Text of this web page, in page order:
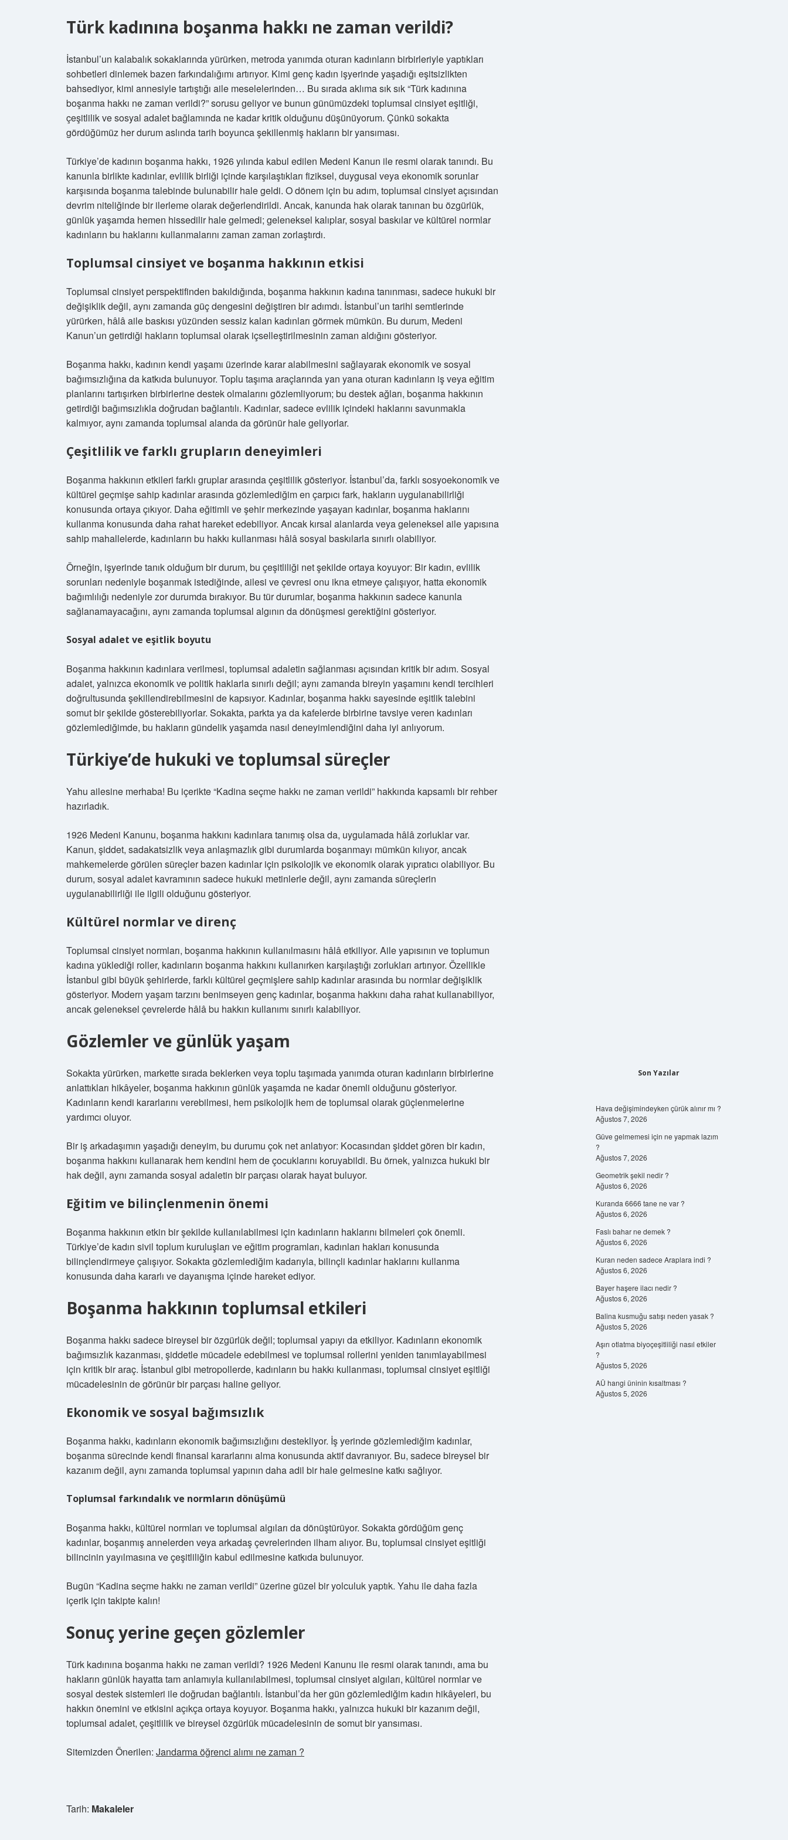
Türk kadınına boşanma hakkı ne zaman verildi?
İstanbul’un kalabalık sokaklarında yürürken, metroda yanımda oturan kadınların birbirleriyle yaptıkları
sohbetleri dinlemek bazen farkındalığımı artırıyor. Kimi genç kadın işyerinde yaşadığı eşitsizlikten
bahsediyor, kimi annesiyle tartıştığı aile meselelerinden… Bu sırada aklıma sık sık “Türk kadınına
boşanma hakkı ne zaman verildi?” sorusu geliyor ve bunun günümüzdeki toplumsal cinsiyet eşitliği,
çeşitlilik ve sosyal adalet bağlamında ne kadar kritik olduğunu düşünüyorum. Çünkü sokakta
gördüğümüz her durum aslında tarih boyunca şekillenmiş hakların bir yansıması.
Türkiye’de kadının boşanma hakkı, 1926 yılında kabul edilen Medeni Kanun ile resmi olarak tanındı. Bu
kanunla birlikte kadınlar, evlilik birliği içinde karşılaştıkları fiziksel, duygusal veya ekonomik sorunlar
karşısında boşanma talebinde bulunabilir hale geldi. O dönem için bu adım, toplumsal cinsiyet açısından
devrim niteliğinde bir ilerleme olarak değerlendirildi. Ancak, kanunda hak olarak tanınan bu özgürlük,
günlük yaşamda hemen hissedilir hale gelmedi; geleneksel kalıplar, sosyal baskılar ve kültürel normlar
kadınların bu haklarını kullanmalarını zaman zaman zorlaştırdı.
Toplumsal cinsiyet ve boşanma hakkının etkisi
Toplumsal cinsiyet perspektifinden bakıldığında, boşanma hakkının kadına tanınması, sadece hukuki bir
değişiklik değil, aynı zamanda güç dengesini değiştiren bir adımdı. İstanbul’un tarihi semtlerinde
yürürken, hâlâ aile baskısı yüzünden sessiz kalan kadınları görmek mümkün. Bu durum, Medeni
Kanun’un getirdiği hakların toplumsal olarak içselleştirilmesinin zaman aldığını gösteriyor.
Boşanma hakkı, kadının kendi yaşamı üzerinde karar alabilmesini sağlayarak ekonomik ve sosyal
bağımsızlığına da katkıda bulunuyor. Toplu taşıma araçlarında yan yana oturan kadınların iş veya eğitim
planlarını tartışırken birbirlerine destek olmalarını gözlemliyorum; bu destek ağları, boşanma hakkının
getirdiği bağımsızlıkla doğrudan bağlantılı. Kadınlar, sadece evlilik içindeki haklarını savunmakla
kalmıyor, aynı zamanda toplumsal alanda da görünür hale geliyorlar.
Çeşitlilik ve farklı grupların deneyimleri
Boşanma hakkının etkileri farklı gruplar arasında çeşitlilik gösteriyor. İstanbul’da, farklı sosyoekonomik ve
kültürel geçmişe sahip kadınlar arasında gözlemlediğim en çarpıcı fark, hakların uygulanabilirliği
konusunda ortaya çıkıyor. Daha eğitimli ve şehir merkezinde yaşayan kadınlar, boşanma haklarını
kullanma konusunda daha rahat hareket edebiliyor. Ancak kırsal alanlarda veya geleneksel aile yapısına
sahip mahallelerde, kadınların bu hakkı kullanması hâlâ sosyal baskılarla sınırlı olabiliyor.
Örneğin, işyerinde tanık olduğum bir durum, bu çeşitliliği net şekilde ortaya koyuyor: Bir kadın, evlilik
sorunları nedeniyle boşanmak istediğinde, ailesi ve çevresi onu ikna etmeye çalışıyor, hatta ekonomik
bağımlılığı nedeniyle zor durumda bırakıyor. Bu tür durumlar, boşanma hakkının sadece kanunla
sağlanamayacağını, aynı zamanda toplumsal algının da dönüşmesi gerektiğini gösteriyor.
Sosyal adalet ve eşitlik boyutu
Boşanma hakkının kadınlara verilmesi, toplumsal adaletin sağlanması açısından kritik bir adım. Sosyal
adalet, yalnızca ekonomik ve politik haklarla sınırlı değil; aynı zamanda bireyin yaşamını kendi tercihleri
doğrultusunda şekillendirebilmesini de kapsıyor. Kadınlar, boşanma hakkı sayesinde eşitlik talebini
somut bir şekilde gösterebiliyorlar. Sokakta, parkta ya da kafelerde birbirine tavsiye veren kadınları
gözlemlediğimde, bu hakların gündelik yaşamda nasıl deneyimlendiğini daha iyi anlıyorum.
Türkiye’de hukuki ve toplumsal süreçler
Yahu ailesine merhaba! Bu içerikte “Kadina seçme hakkı ne zaman verildi” hakkında kapsamlı bir rehber
hazırladık.
1926 Medeni Kanunu, boşanma hakkını kadınlara tanımış olsa da, uygulamada hâlâ zorluklar var.
Kanun, şiddet, sadakatsizlik veya anlaşmazlık gibi durumlarda boşanmayı mümkün kılıyor, ancak
mahkemelerde görülen süreçler bazen kadınlar için psikolojik ve ekonomik olarak yıpratıcı olabiliyor. Bu
durum, sosyal adalet kavramının sadece hukuki metinlerle değil, aynı zamanda süreçlerin
uygulanabilirliği ile ilgili olduğunu gösteriyor.
Kültürel normlar ve direnç
Toplumsal cinsiyet normları, boşanma hakkının kullanılmasını hâlâ etkiliyor. Aile yapısının ve toplumun
kadına yüklediği roller, kadınların boşanma hakkını kullanırken karşılaştığı zorlukları artırıyor. Özellikle
İstanbul gibi büyük şehirlerde, farklı kültürel geçmişlere sahip kadınlar arasında bu normlar değişiklik
gösteriyor. Modern yaşam tarzını benimseyen genç kadınlar, boşanma hakkını daha rahat kullanabiliyor,
ancak geleneksel çevrelerde hâlâ bu hakkın kullanımı sınırlı kalabiliyor.
Gözlemler ve günlük yaşam
Sokakta yürürken, markette sırada beklerken veya toplu taşımada yanımda oturan kadınların birbirlerine
anlattıkları hikâyeler, boşanma hakkının günlük yaşamda ne kadar önemli olduğunu gösteriyor.
Kadınların kendi kararlarını verebilmesi, hem psikolojik hem de toplumsal olarak güçlenmelerine
yardımcı oluyor.
Bir iş arkadaşımın yaşadığı deneyim, bu durumu çok net anlatıyor: Kocasından şiddet gören bir kadın,
boşanma hakkını kullanarak hem kendini hem de çocuklarını koruyabildi. Bu örnek, yalnızca hukuki bir
hak değil, aynı zamanda sosyal adaletin bir parçası olarak hayat buluyor.
Eğitim ve bilinçlenmenin önemi
Boşanma hakkının etkin bir şekilde kullanılabilmesi için kadınların haklarını bilmeleri çok önemli.
Türkiye’de kadın sivil toplum kuruluşları ve eğitim programları, kadınları hakları konusunda
bilinçlendirmeye çalışıyor. Sokakta gözlemlediğim kadarıyla, bilinçli kadınlar haklarını kullanma
konusunda daha kararlı ve dayanışma içinde hareket ediyor.
Boşanma hakkının toplumsal etkileri
Boşanma hakkı sadece bireysel bir özgürlük değil; toplumsal yapıyı da etkiliyor. Kadınların ekonomik
bağımsızlık kazanması, şiddetle mücadele edebilmesi ve toplumsal rollerini yeniden tanımlayabilmesi
için kritik bir araç. İstanbul gibi metropollerde, kadınların bu hakkı kullanması, toplumsal cinsiyet eşitliği
mücadelesinin de görünür bir parçası haline geliyor.
Ekonomik ve sosyal bağımsızlık
Boşanma hakkı, kadınların ekonomik bağımsızlığını destekliyor. İş yerinde gözlemlediğim kadınlar,
boşanma sürecinde kendi finansal kararlarını alma konusunda aktif davranıyor. Bu, sadece bireysel bir
kazanım değil, aynı zamanda toplumsal yapının daha adil bir hale gelmesine katkı sağlıyor.
Toplumsal farkındalık ve normların dönüşümü
Boşanma hakkı, kültürel normları ve toplumsal algıları da dönüştürüyor. Sokakta gördüğüm genç
kadınlar, boşanmış annelerden veya arkadaş çevrelerinden ilham alıyor. Bu, toplumsal cinsiyet eşitliği
bilincinin yayılmasına ve çeşitliliğin kabul edilmesine katkıda bulunuyor.
Bugün “Kadina seçme hakkı ne zaman verildi” üzerine güzel bir yolculuk yaptık. Yahu ile daha fazla
içerik için takipte kalın!
Sonuç yerine geçen gözlemler
Türk kadınına boşanma hakkı ne zaman verildi? 1926 Medeni Kanunu ile resmi olarak tanındı, ama bu
hakların günlük hayatta tam anlamıyla kullanılabilmesi, toplumsal cinsiyet algıları, kültürel normlar ve
sosyal destek sistemleri ile doğrudan bağlantılı. İstanbul’da her gün gözlemlediğim kadın hikâyeleri, bu
hakkın önemini ve etkisini açıkça ortaya koyuyor. Boşanma hakkı, yalnızca hukuki bir kazanım değil,
toplumsal adalet, çeşitlilik ve bireysel özgürlük mücadelesinin de somut bir yansıması.
Sitemizden Önerilen: Jandarma öğrenci alımı ne zaman ?
Tarih: Makaleler
Son Yazılar
Hava değişimindeyken çürük alınır mı ?
Ağustos 7, 2026
Güve gelmemesi için ne yapmak lazım
?
Ağustos 7, 2026
Geometrik şekil nedir ?
Ağustos 6, 2026
Kuranda 6666 tane ne var ?
Ağustos 6, 2026
Faslı bahar ne demek ?
Ağustos 6, 2026
Kuran neden sadece Araplara indi ?
Ağustos 6, 2026
Bayer haşere ilacı nedir ?
Ağustos 6, 2026
Balina kusmuğu satışı neden yasak ?
Ağustos 5, 2026
Aşırı otlatma biyoçeşitliliği nasıl etkiler
?
Ağustos 5, 2026
AÜ hangi üninin kısaltması ?
Ağustos 5, 2026